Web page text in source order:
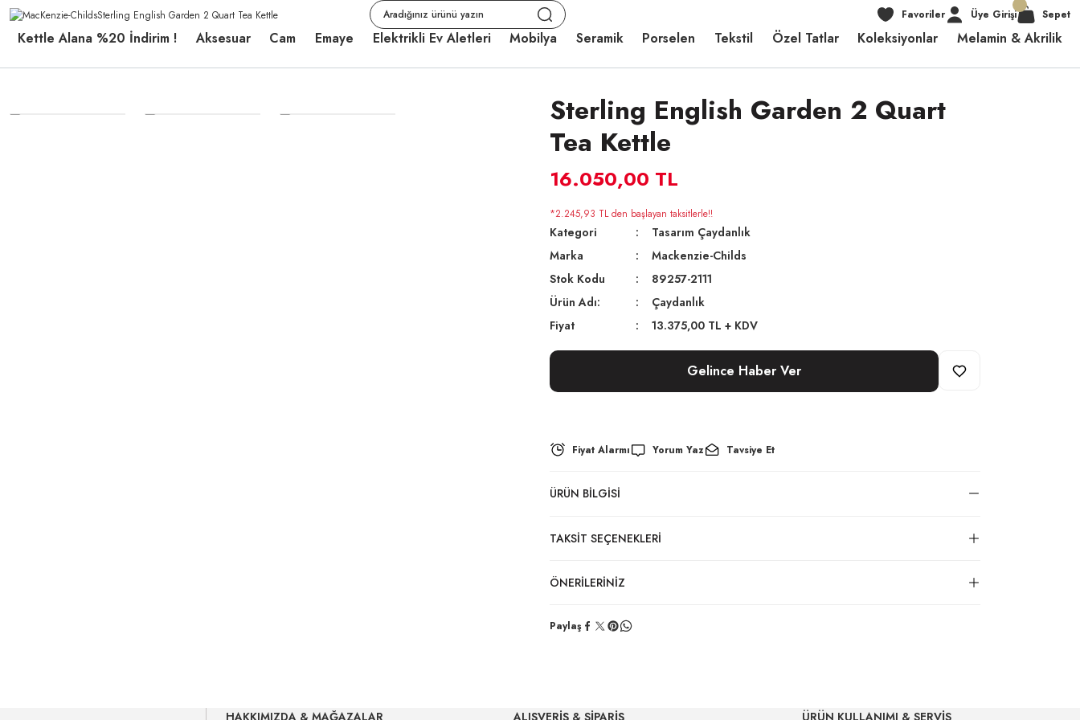
Favoriler Üye Girişi Sepet
Kettle Alana %20 İndirim ! Aksesuar Cam Emaye Elektrikli Ev Aletleri Mobilya Seramik Porselen Tekstil Özel Tatlar Koleksiyonlar Melamin & Akrilik
Sterling English Garden 2 Quart
Tea Kettle
16.050,00 TL
*2.245,93 TL den başlayan taksitlerle!!
Kategori
Tasarım Çaydanlık
Marka
Mackenzie-Childs
Stok Kodu
89257-2111
Ürün Adı:
Çaydanlık
Fiyat
13.375,00 TL + KDV
Gelince Haber Ver
Fiyat Alarmı Yorum Yaz Tavsiye Et
ÜRÜN BILGISI
TAKSIT SEÇENEKLERI
ÖNERILERINIZ
Paylaş
HAKKIMIZDA & MAĞAZALAR ALIŞVERİŞ & SİPARİŞ ÜRÜN KULLANIMI & SERVİS